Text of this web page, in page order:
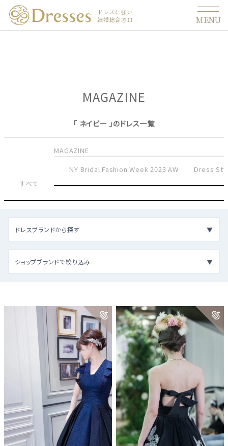
ドレスに強い
結婚総合窓口
MENU
MAGAZINE
「 ネイビー 」のドレス一覧
すべて
MAGAZINE
NY Bridal Fashion Week 2023 AW
Dress
ドレスブランドから探す
ショップブランドで絞り込み